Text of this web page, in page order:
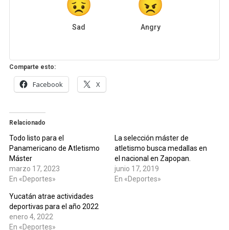
Sad Angry
Comparte esto:
Facebook X
Relacionado
Todo listo para el
Panamericano de Atletismo
Máster
marzo 17, 2023
En «Deportes»
La selección máster de
atletismo busca medallas en
el nacional en Zapopan.
junio 17, 2019
En «Deportes»
Yucatán atrae actividades
deportivas para el año 2022
enero 4, 2022
En «Deportes»